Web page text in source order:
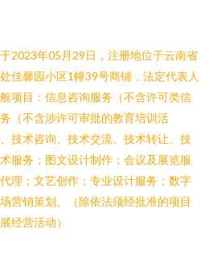
2023年05月29日，注册地位于云南省
佳馨园小区1幢39号商铺，法定代表人
项目：信息咨询服务（不含许可类信
（不含涉许可审批的教育培训活
技术咨询、技术交流、技术转让、技
服务；图文设计制作；会议及展览服
理；文艺创作；专业设计服务；数字
营销策划。（除依法须经批准的项目
经营活动）